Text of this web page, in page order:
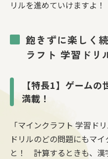
リルを進めていけますよ！
飽きずに楽しく
ラフト 学習ドリ
【特長1】ゲーム
満載！
「マインクラフト 学習ド
ドリルのどの問題にもマ
と！ 計算するときも、漢